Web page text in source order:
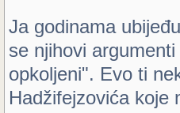
Ja godinama
se njihovi
opkoljeni". Evo ti
Hadžifejzovića koje